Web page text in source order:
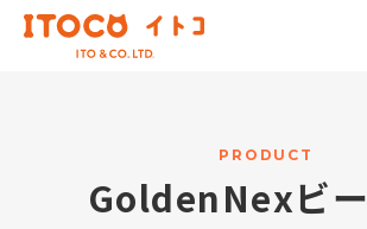
P R O D U C T
GoldenNexビー